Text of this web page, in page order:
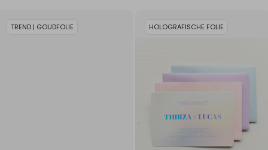
TREND | GOUDFOLIE HOLOGRAFISCHE FOLIE